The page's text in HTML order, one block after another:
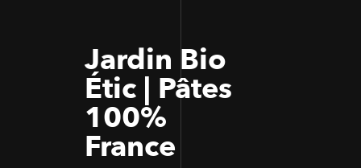
Jardin Bio
Étic | Pâtes
100%
France